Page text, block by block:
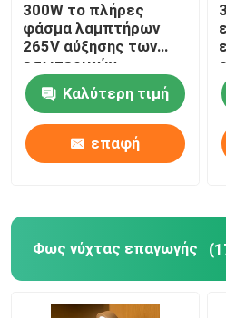
300W το πλήρες
φάσμα λαμπτήρων
265V αύξησης των
εσωτερικών
οδηγήσεων κήπων
γίνεται ελαφρύ για
τις εγκαταστάσεις
θερμοκηπίων
Καλύτερη τιμή
επαφή
Φως νύχτας επαγωγής